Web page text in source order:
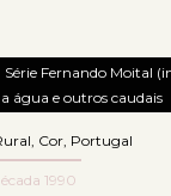
Série Fernando Moital
água e outros caudais
, Cor, Portugal
1990